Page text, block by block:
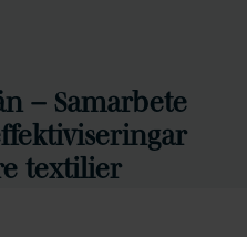
– Samarbete
textilier